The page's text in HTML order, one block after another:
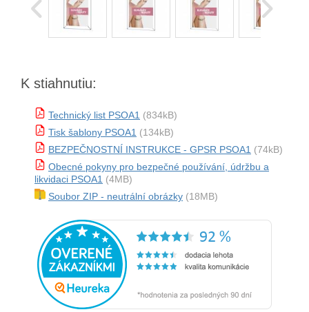
K stiahnutiu:
Technický list PSOA1 (834kB)
Tisk šablony PSOA1 (134kB)
BEZPEČNOSTNÍ INSTRUKCE - GPSR PSOA1 (74kB)
Obecné pokyny pro bezpečné používání, údržbu a
likvidaci PSOA1 (4MB)
Soubor ZIP - neutrální obrázky (18MB)